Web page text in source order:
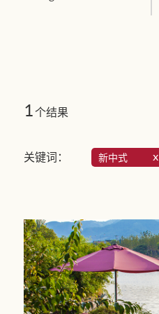
1个结果
关键词： 新中式